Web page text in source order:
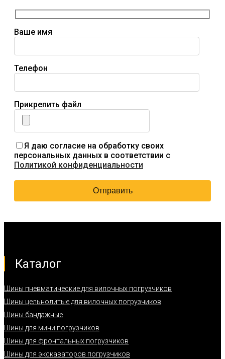
Ваше имя
Телефон
Прикрепить файл
Я даю согласие на обработку своих
персональных данных в соответствии с
Политикой конфиденциальности
Каталог
Шины пневматические для вилочных погрузчиков
Шины цельнолитые для вилочных погрузчиков
Шины бандажные
Шины для мини погрузчиков
Шины для фронтальных погрузчиков
Шины для экскаваторов погрузчиков